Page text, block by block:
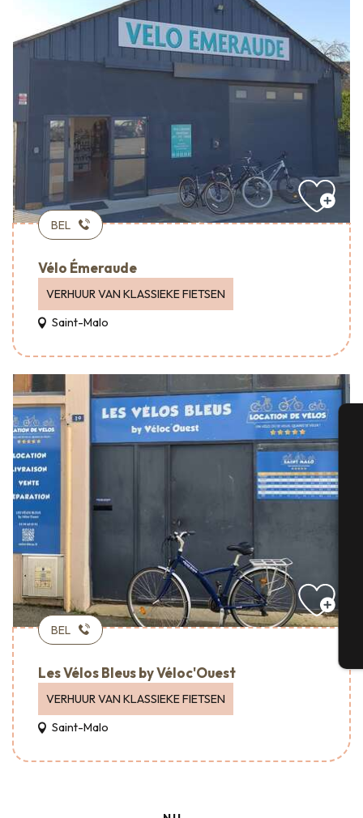
BEL
Vélo Émeraude
VERHUUR VAN KLASSIEKE FIETSEN
Saint-Malo
BEL
Les Vélos Bleus by Véloc'Ouest
VERHUUR VAN KLASSIEKE FIETSEN
Saint-Malo
Bed & Breakfast – Accueil Vélo